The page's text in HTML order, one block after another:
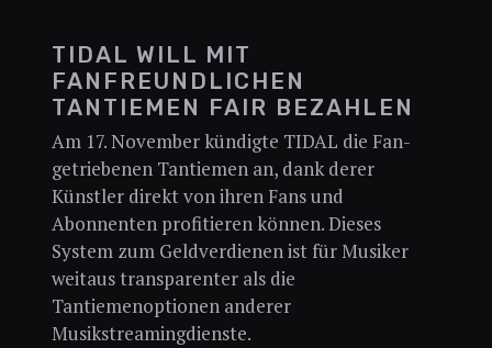
TIDAL WILL MIT
FANFREUNDLICHEN
TANTIEMEN FAIR BEZAHLEN
Am 17. November kündigte TIDAL die Fan-
getriebenen Tantiemen an, dank derer
Künstler direkt von ihren Fans und
Abonnenten profitieren können. Dieses
System zum Geldverdienen ist für Musiker
weitaus transparenter als die
Tantiemenoptionen anderer
Musikstreamingdienste.